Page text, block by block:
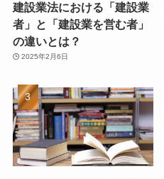
建設業法における「建設業
者」と「建設業を営む者」
の違いとは？
2025年2月6日